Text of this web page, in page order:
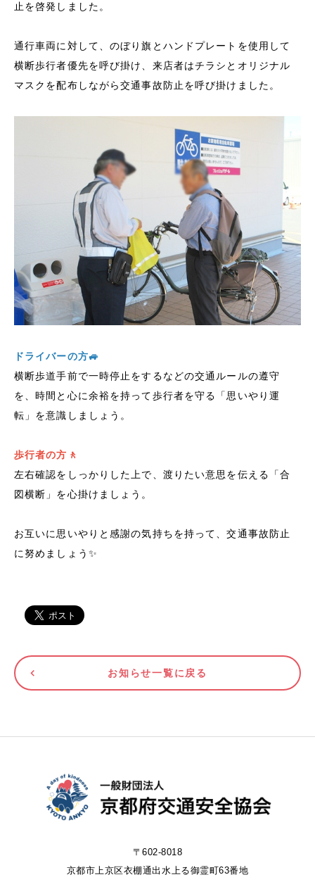
止を啓発しました。
通行車両に対して、のぼり旗とハンドプレートを使用して
横断歩行者優先を呼び掛け、来店者はチラシとオリジナル
マスクを配布しながら交通事故防止を呼び掛けました。
ドライバーの方🚙
横断歩道手前で一時停止をするなどの交通ルールの遵守
を、時間と心に余裕を持って歩行者を守る「思いやり運
転」を意識しましょう。
歩行者の方🚶
左右確認をしっかりした上で、渡りたい意思を伝える「合
図横断」を心掛けましょう。
お互いに思いやりと感謝の気持ちを持って、交通事故防止
に努めましょう✨
お知らせ一覧に戻る
〒602-8018
京都市上京区衣棚通出水上る御霊町63番地